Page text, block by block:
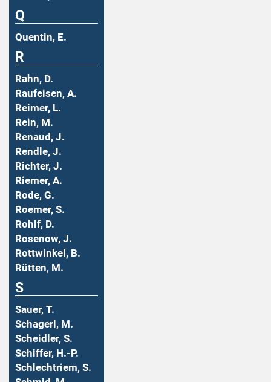
Q
Quentin, E.
R
Rahn, D.
Raufeisen, A.
Reimer, L.
Rein, M.
Renaud, J.
Rendle, J.
Richter, J.
Riemer, A.
Rode, G.
Roemer, S.
Rohlf, D.
Rosenow, J.
Rottwinkel, B.
Rütten, M.
S
Sauer, T.
Schagerl, M.
Scheidler, S.
Schiffer, H.-P.
Schlechtriem, S.